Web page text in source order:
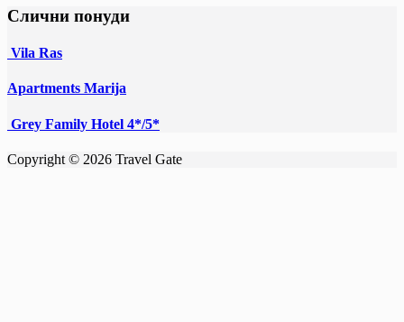
Слични понуди
Vila Ras
Apartments Marija
Grey Family Hotel 4*/5*
Copyright © 2026 Travel Gate